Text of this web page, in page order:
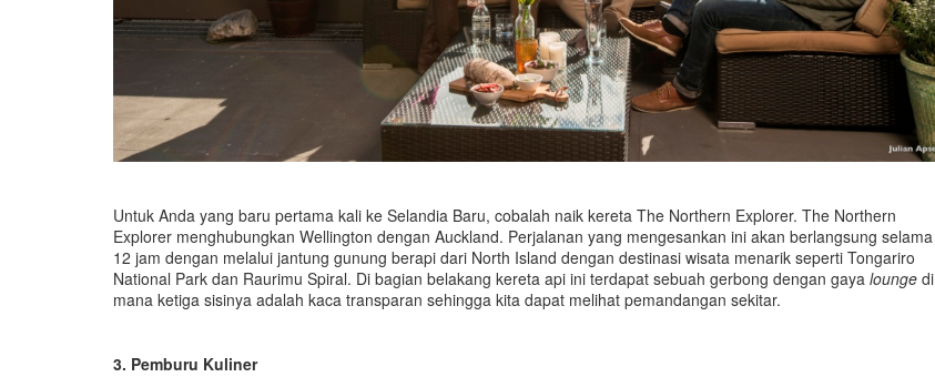
Untuk Anda yang baru pertama kali ke Selandia Baru, cobalah naik kereta The Northern Explorer. The Northern
Explorer menghubungkan Wellington dengan Auckland. Perjalanan yang mengesankan ini akan berlangsung selama
12 jam dengan melalui jantung gunung berapi dari North Island dengan destinasi wisata menarik seperti Tongariro
National Park dan Raurimu Spiral. Di bagian belakang kereta api ini terdapat sebuah gerbong dengan gaya lounge di
mana ketiga sisinya adalah kaca transparan sehingga kita dapat melihat pemandangan sekitar.
3. Pemburu Kuliner